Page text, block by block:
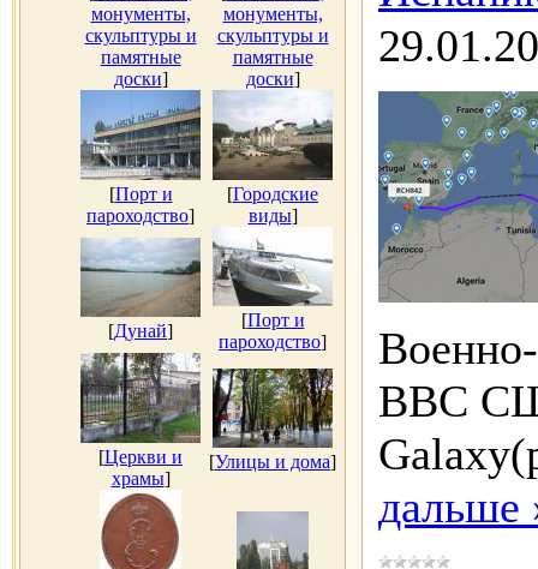
монументы,
скульптуры и
памятные
доски]
монументы,
скульптуры и
памятные
доски]
[Порт и
пароходство]
[Городские
виды]
[Дунай]
[Порт и
пароходство]
[Церкви и
храмы]
[Улицы и дома]
ВВС
дальше